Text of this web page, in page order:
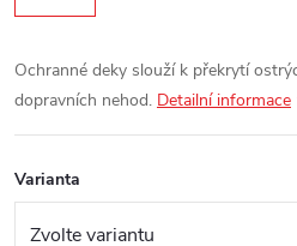
Ochranné deky slouží k překrytí
dopravních nehod. Detailní informace
Varianta